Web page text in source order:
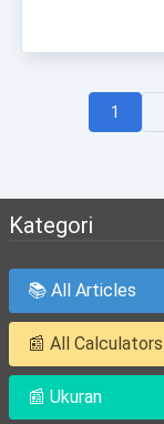
1
Kategori
📚 All Articles
📰 All Calculators
📰 Ukuran